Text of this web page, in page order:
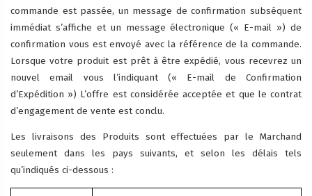
commande est passée, un message de confirmation subséquent
immédiat s’affiche et un message électronique (« E-mail ») de
confirmation vous est envoyé avec la référence de la commande.
Lorsque votre produit est prêt à être expédié, vous recevrez un
nouvel email vous l’indiquant (« E-mail de Confirmation
d’Expédition ») L’offre est considérée acceptée et que le contrat
d’engagement de vente est conclu.
Les livraisons des Produits sont effectuées par le Marchand
seulement dans les pays suivants, et selon les délais tels
qu’indiqués ci-dessous :